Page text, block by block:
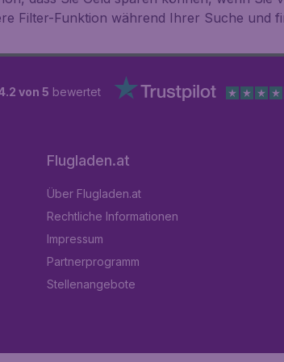
Filter-Funktion während Ihrer Suche und
von 5 bewertet
Flugladen.at
Über Flugladen.at
Rechtliche Informationen
Impressum
Partnerprogramm
Stellenangebote